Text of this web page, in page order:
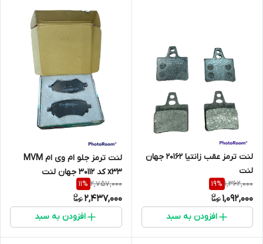
لنت ترمز عقب زانتیا 20162 جهان
لنت
1,362,000
19%
1,092,000
افزودن به سبد
لنت ترمز جلو ام وی ام MVM
x33 کد 30112 جهان لنت
2,757,000
11%
2,437,000
افزودن به سبد